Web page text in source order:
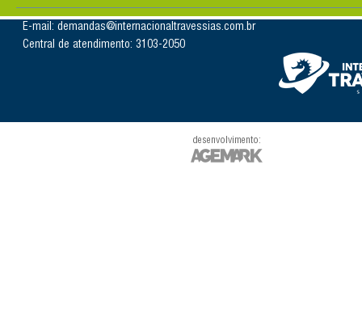
E-mail: demandas@internacionaltravessias.com.br
Central de atendimento: 3103-2050
desenvolvimento: